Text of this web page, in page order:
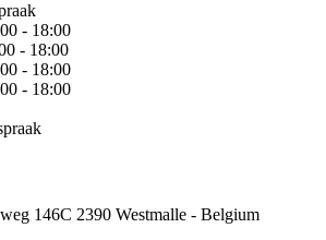
- 18:00
- 18:00
- 18:00
- 18:00
146C 2390 Westmalle - Belgium